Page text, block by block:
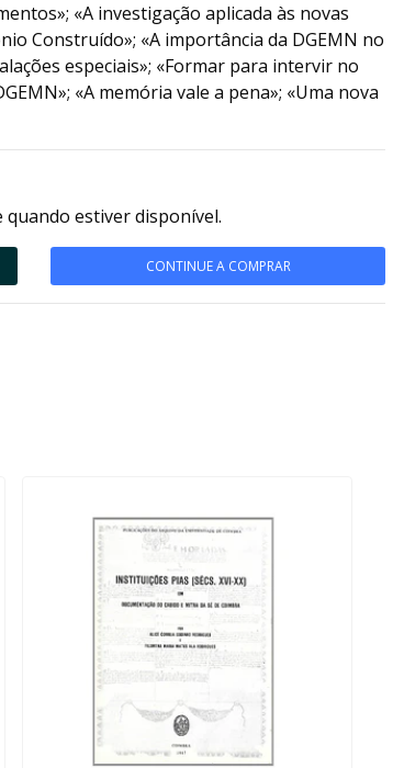
«A investigação aplicada às novas
Construído»; «A importância da DGEMN no
especiais»; «Formar para intervir no
«A memória vale a pena»; «Uma nova
quando estiver disponível.
CONTINUE A COMPRAR